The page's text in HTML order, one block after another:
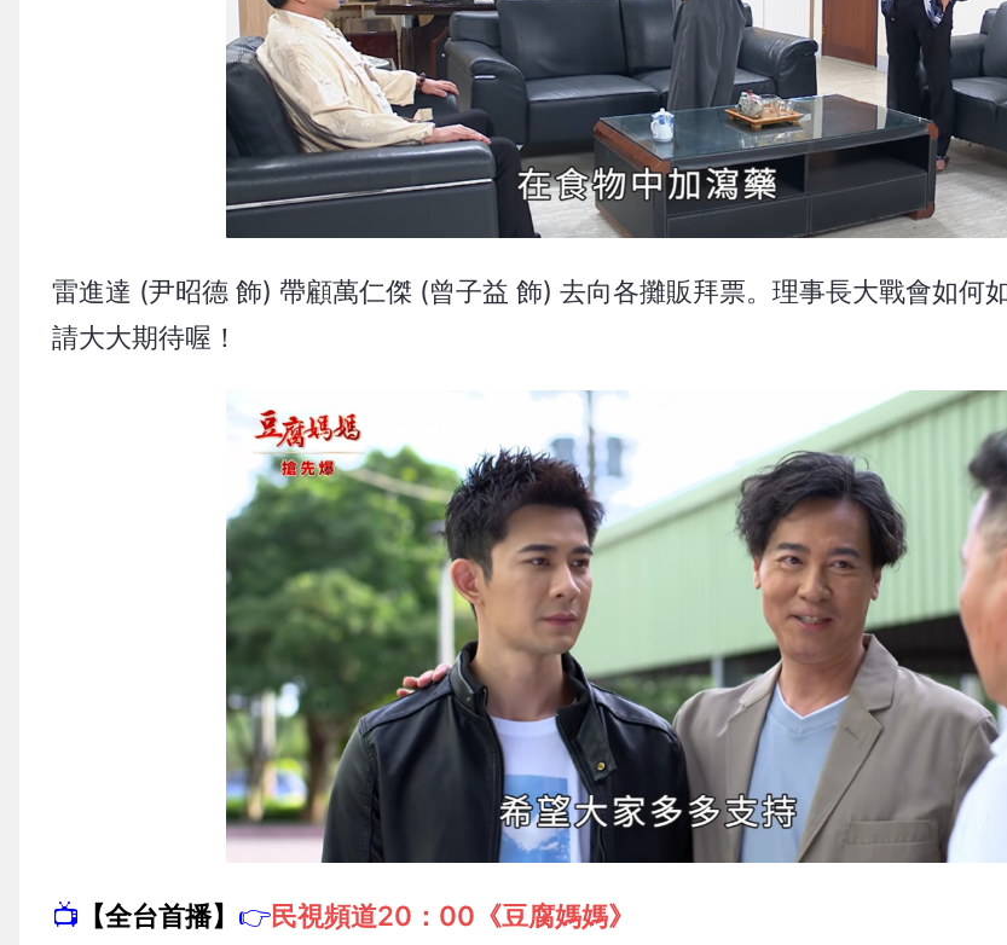
雷進達 (尹昭德 飾) 帶顧萬仁傑 (曾子益 飾) 去向各攤販拜票。理事長大戰會如何
請大大期待喔！
📺 【全台首播】 👉民視頻道20：00《豆腐媽媽》